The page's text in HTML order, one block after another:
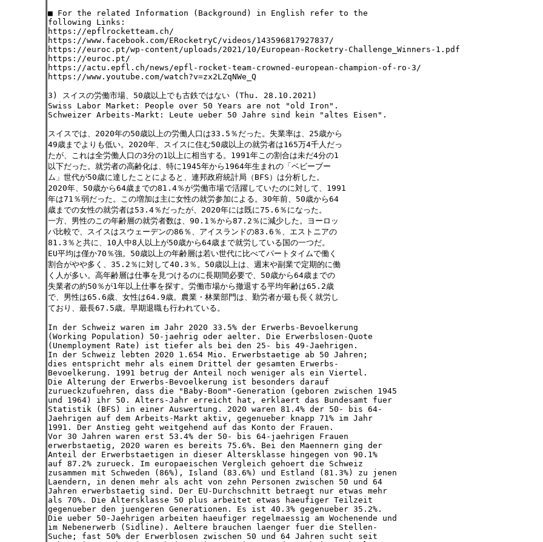
■ For the related Information (Background) in English refer to the
following Links:
https://epflrocketteam.ch/
https://www.facebook.com/ERocketryC/videos/143596817927837/
https://euroc.pt/wp-content/uploads/2021/10/European-Rocketry-Challenge_Winners-1.pdf
https://euroc.pt/
https://actu.epfl.ch/news/epfl-rocket-team-crowned-european-champion-of-ro-3/
https://www.youtube.com/watch?v=zx2LZqNWe_Q
3) スイスの労働市場、50歳以上でも古鉄ではない (Thu. 28.10.2021)
Swiss Labor Market: People over 50 Years are not "old Iron".
Schweizer Arbeits-Markt: Leute ueber 50 Jahre sind kein "altes Eisen".
スイスでは、2020年の50歳以上の労働人口は33.5％だった。失業率は、25歳から
49歳までよりも低い。2020年、スイスに住む50歳以上の就労者は165万4千人だっ
たが、これは全労働人口の3分の1以上に相当する。1991年この割合は未だ4分の1
以下だった。就労者の高齢化は、特に1945年から1964年生まれの「ベビーブー
ム」世代が50歳に達したことによると、連邦政府統計局（BFS）は分析した。
2020年、50歳から64歳までの81.4％が労働市場で活躍していたのに対して、1991
年は71％弱だった。この増加は主に女性の就労参加による。30年前、50歳から64
歳までの女性の就労者は53.4％だったが、2020年には既に75.6％になった。
一方、男性のこの年齢層の就労者数は、90.1％から87.2％に減少した。ヨーロッ
パ比較で、スイスはスウェーデンの86％、アイスランドの83.6％、エストニアの
81.3％と共に、10人中8人以上が50歳から64歳まで就労している国の一つだ。
EU平均は僅か70％強。50歳以上の年齢層は若い世代に比べてパートタイムで働く
割合がやや多く、35.2％に対して40.3％。50歳以上は、週末や副業で定期的に働
く人が多い。高年齢層は仕事を見つけるのに長期間必要で、50歳から64歳までの
失業者の約50％が1年以上仕事を探す。労働市場から撤退する平均年齢は65.2歳
で、男性は65.6歳、女性は64.9歳。農業・林業部門は、勤労者が最も長く就労し
ており、最長67.5歳。早期退職も行われている。
In der Schweiz waren im Jahr 2020 33.5% der Erwerbs-Bevoelkerung
(Working Population) 50-jaehrig oder aelter. Die Erwerbslosen-Quote
(Unemployment Rate) ist tiefer als bei den 25- bis 49-Jaehrigen.
In der Schweiz lebten 2020 1.654 Mio. Erwerbstaetige ab 50 Jahren;
dies entspricht mehr als einem Drittel der gesamten Erwerbs-
Bevoelkerung. 1991 betrug der Anteil noch weniger als ein Viertel.
Die Alterung der Erwerbs-Bevoelkerung ist besonders darauf
zurueckzufuehren, dass die "Baby-Boom"-Generation (geboren zwischen 1945
und 1964) ihr 50. Alters-Jahr erreicht hat, erklaert das Bundesamt fuer
Statistik (BFS) in einer Auswertung. 2020 waren 81.4% der 50- bis 64-
Jaehrigen auf dem Arbeits-Markt aktiv, gegenueber knapp 71% im Jahr
1991. Der Anstieg geht weitgehend auf das Konto der Frauen.
Vor 30 Jahren waren erst 53.4% der 50- bis 64-jaehrigen Frauen
erwerbstaetig, 2020 waren es bereits 75.6%. Bei den Maennern ging der
Anteil der Erwerbstaetigen in dieser Altersklasse hingegen von 90.1%
auf 87.2% zurueck. Im europaeischen Vergleich gehoert die Schweiz
zusammen mit Schweden (86%), Island (83.6%) und Estland (81.3%) zu jenen
Laendern, in denen mehr als acht von zehn Personen zwischen 50 und 64
Jahren erwerbstaetig sind. Der EU-Durchschnitt betraegt nur etwas mehr
als 70%. Die Altersklasse 50 plus arbeitet etwas haeufiger Teilzeit
gegenueber den juengeren Generationen. Es ist 40.3% gegenueber 35.2%.
Die ueber 50-Jaehrigen arbeiten haeufiger regelmaessig am Wochenende und
im Nebenerwerb (Sidline). Aeltere brauchen laenger fuer die Stellen-
Suche; fast 50% der Erwerblosen zwischen 50 und 64 Jahren sucht seit